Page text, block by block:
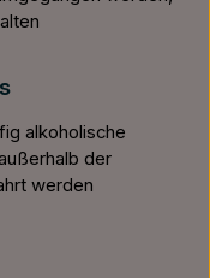
alkoholische
der
werden